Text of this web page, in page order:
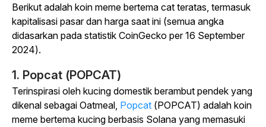
Berikut adalah koin meme bertema cat teratas, termasuk
kapitalisasi pasar dan harga saat ini (semua angka
didasarkan pada statistik CoinGecko per 16 September
2024).
1. Popcat (POPCAT)
Terinspirasi oleh kucing domestik berambut pendek yang
dikenal sebagai Oatmeal, Popcat (POPCAT) adalah koin
meme bertema kucing berbasis Solana yang memasuki